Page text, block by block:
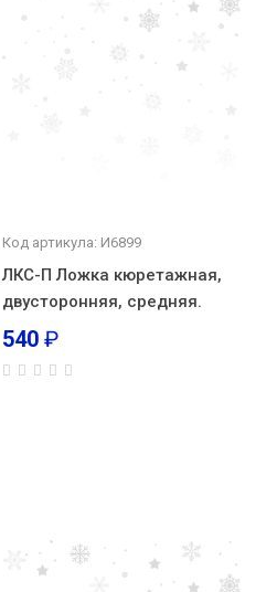
Код артикула: И6899
ЛКС-П Ложка кюретажная,
двусторонняя, средняя.
540 ₽